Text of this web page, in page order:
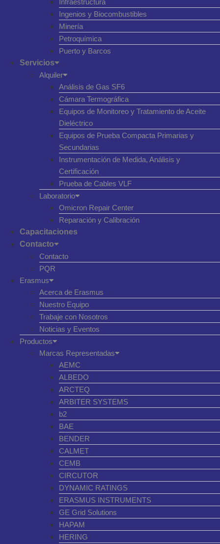
Ingenios y Biocombustibles
Minería
Petroquímica
Puerto y Barcos
Servicios
Alquiler
Análisis de Gas SF6
Cámara Termográfica
Equipos de Monitoreo y Tratamiento de Aceite
Dieléctrico
Equipos de Prueba Compacta Primarias y
Secundarias
Instrumentación de Medida, Análisis y
Certificación
Prueba de Cables VLF
Laboratorio
Omicron Repair Center
Reparación y Calibración
Capacitaciones
Contacto
Contacto
PQR
Erasmus
Acerca de Erasmus
Nuestro Equipo
Trabaje con Nosotros
Noticias y Eventos
Productos
Marcas Representadas
AEMC
ALBEDO
ARCTEQ
ARBITER SYSTEMS
b2
BAE
BENDER
CALMET
CEMB
CIRCUTOR
DYNAMIC RATINGS
ERASMUS INSTRUMENTS
GE Grid Solutions
HAPAM
HERING